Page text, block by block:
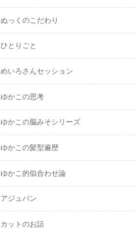
ぬっくのこだわり
ひとりごと
めいろさんセッション
ゆかこの思考
ゆかこの脳みそシリーズ
ゆかこの髪型遍歴
ゆかこ的似合わせ論
アジュバン
カットのお話